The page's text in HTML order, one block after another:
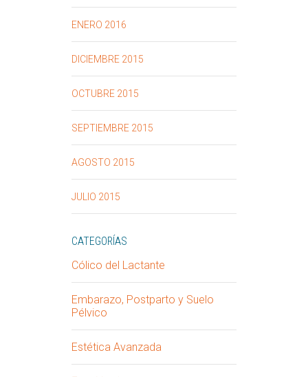
ENERO 2016
DICIEMBRE 2015
OCTUBRE 2015
SEPTIEMBRE 2015
AGOSTO 2015
JULIO 2015
CATEGORÍAS
Cólico del Lactante
Embarazo, Postparto y Suelo
Pélvico
Estética Avanzada